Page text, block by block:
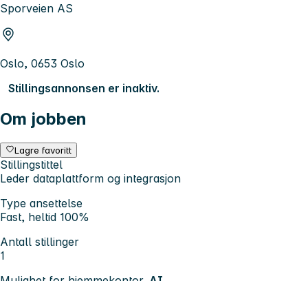
Sporveien AS
Oslo, 0653 Oslo
Stillingsannonsen er inaktiv.
Om jobben
Lagre favoritt
Stillingstittel
Leder dataplattform og integrasjon
Type ansettelse
Fast, heltid 100%
Antall stillinger
1